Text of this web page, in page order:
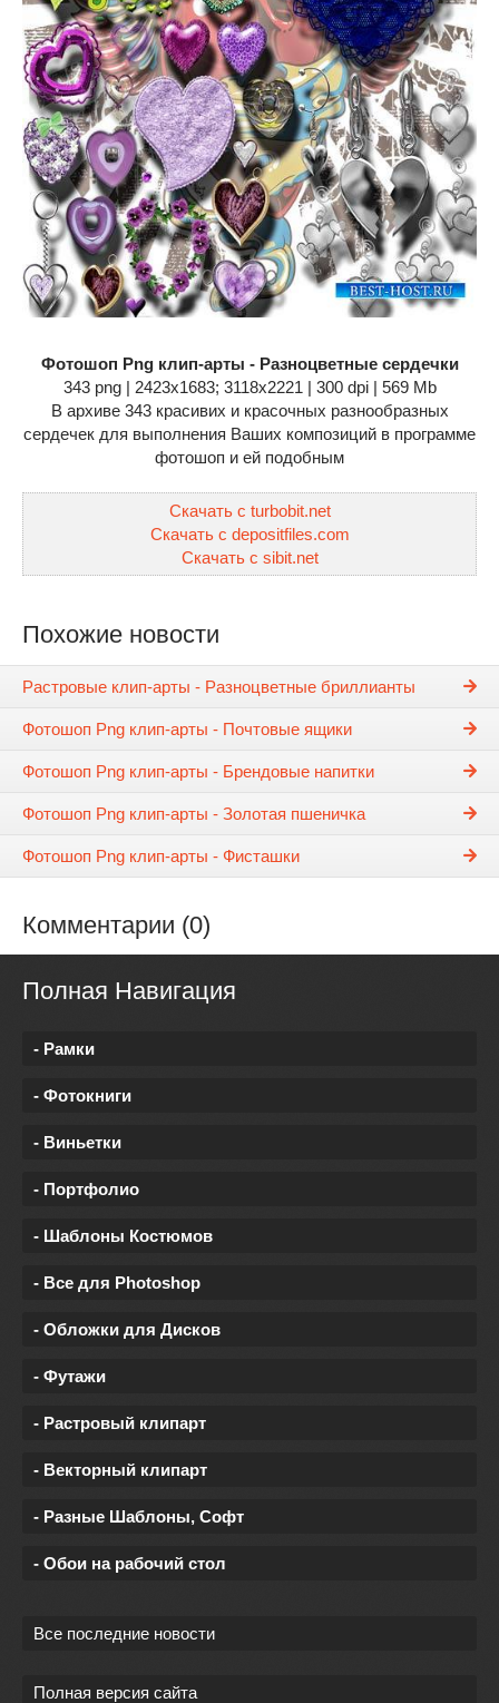
Фотошоп Png клип-арты - Разноцветные сердечки
343 png | 2423x1683; 3118х2221 | 300 dpi | 569 Mb
В архиве 343 красивих и красочных разнообразных
сердечек для выполнения Ваших композиций в программе
фотошоп и ей подобным
Скачать с turbobit.net
Скачать с depositfiles.com
Скачать с sibit.net
Похожие новости
Растровые клип-арты - Разноцветные бриллианты
Фотошоп Png клип-арты - Почтовые ящики
Фотошоп Png клип-арты - Брендовые напитки
Фотошоп Png клип-арты - Золотая пшеничка
Фотошоп Png клип-арты - Фисташки
Комментарии (0)
Полная Навигация
- Рамки
- Фотокниги
- Виньетки
- Портфолио
- Шаблоны Костюмов
- Все для Photoshop
- Обложки для Дисков
- Футажи
- Растровый клипарт
- Векторный клипарт
- Разные Шаблоны, Софт
- Обои на рабочий стол
Все последние новости
Полная версия сайта